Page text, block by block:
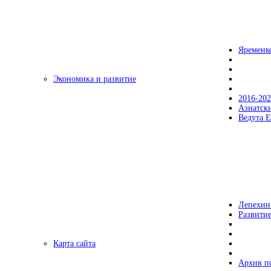
Экономика и развитие
2016-
Ведута
Карта сайта
Архив